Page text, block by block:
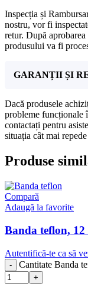
Inspecția și
nostru, vor fi
retur. După
produsului va fi
GARANȚII ȘI
Dacă produsele
probleme funcționale
contactați pentru
situația cât mai
Produse
Compară
Adaugă la favorite
Banda teflon,
Autentifică-te ca să
Cantitate Banda